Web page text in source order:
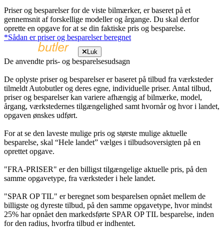
Priser og besparelser for de viste bilmærker, er baseret på et
gennemsnit af forskellige modeller og årgange. Du skal derfor
oprette en opgave for at se din faktiske pris og besparelse.
*Sådan er priser og besparelser beregnet
Luk
De anvendte pris- og besparelsesudsagn
De oplyste priser og besparelser er baseret på tilbud fra værksteder
tilmeldt Autobutler og deres egne, individuelle priser. Antal tilbud,
priser og besparelser kan variere afhængig af bilmærke, model,
årgang, værkstedernes tilgængelighed samt hvornår og hvor i landet,
opgaven ønskes udført.
For at se den laveste mulige pris og største mulige aktuelle
besparelse, skal “Hele landet” vælges i tilbudsoversigten på en
oprettet opgave.
"FRA-PRISER" er den billigst tilgængelige aktuelle pris, på den
samme opgavetype, fra værksteder i hele landet.
"SPAR OP TIL" er beregnet som besparelsen opnået mellem de
billigste og dyreste tilbud, på den samme opgavetype, hvor mindst
25% har opnået den markedsførte SPAR OP TIL besparelse, inden
for den radius, hvorfra tilbud er indhentet.